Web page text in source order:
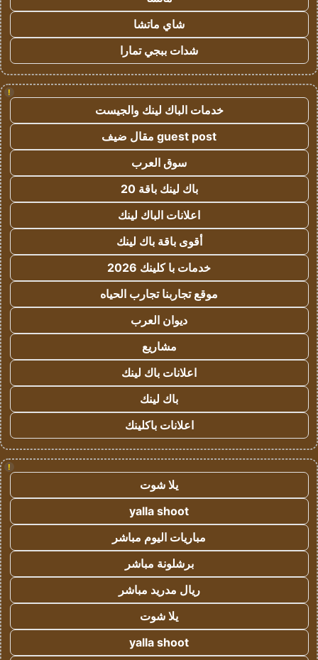
شاي ماتشا
شدات ببجي تمارا
!
خدمات الباك لينك والجيست
guest post مقال ضيف
سوق العرب
باك لينك باقة 20
اعلانات الباك لينك
أقوى باقة باك لينك
خدمات با كلينك 2026
موقع تجاربنا تجارب الحياه
ديوان العرب
مشاريع
اعلانات باك لينك
باك لينك
اعلانات باكلينك
!
يلا شوت
yalla shoot
مباريات اليوم مباشر
برشلونة مباشر
ريال مدريد مباشر
يلا شوت
yalla shoot